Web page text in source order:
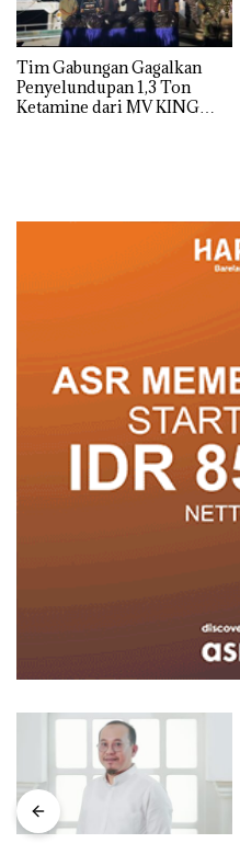
Tim Gabungan Gagalkan
Penyelundupan 1,3 Ton
Ketamine dari MV KING